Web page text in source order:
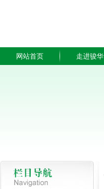
网站首页 走进骏华